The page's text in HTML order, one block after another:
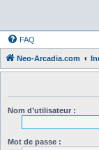
FAQ
Neo-Arcadia.com
Nom d’utilisateur :
Mot de passe :